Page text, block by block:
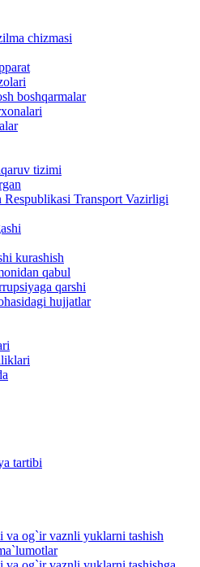
chizmasi
boshqarmalar
tizimi
Respublikasi Transport Vazirligi
kurashish
qabul
qarshi
hujjatlar
tartibi
va og`ir vaznli yuklarni tashish